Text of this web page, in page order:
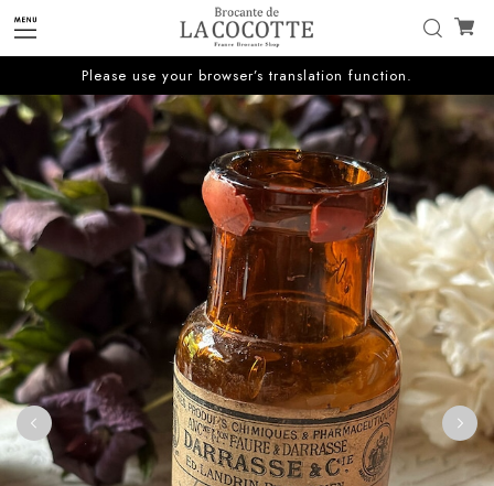
Please use your browser’s translation function.